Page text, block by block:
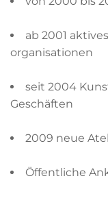
ab 2001
organisationen
seit 2004
Geschäften
2009 neue
Öffentliche